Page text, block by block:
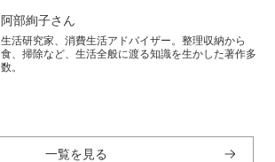
阿部絢子さん
生活研究家、消費生活アドバイザー。整理収納から
食、掃除など、生活全般に渡る知識を生かした著作多
数。
一覧を見る